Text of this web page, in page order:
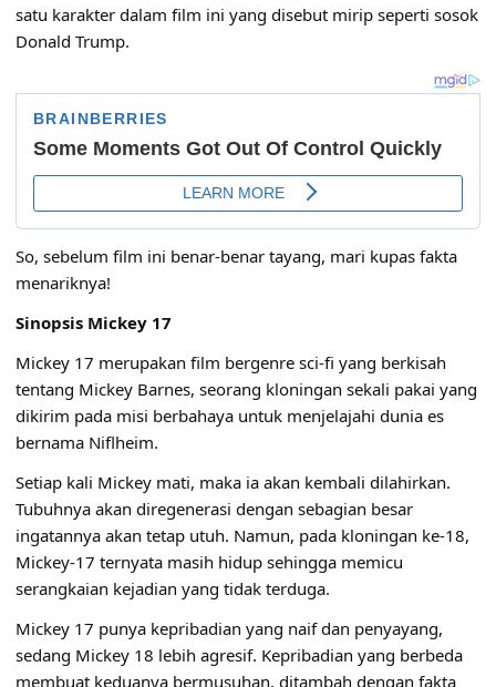
satu karakter dalam film ini yang disebut mirip seperti sosok
Donald Trump.
So, sebelum film ini benar-benar tayang, mari kupas fakta
menariknya!
Sinopsis Mickey 17
Mickey 17 merupakan film bergenre sci-fi yang berkisah
tentang Mickey Barnes, seorang kloningan sekali pakai yang
dikirim pada misi berbahaya untuk menjelajahi dunia es
bernama Niflheim.
Setiap kali Mickey mati, maka ia akan kembali dilahirkan.
Tubuhnya akan diregenerasi dengan sebagian besar
ingatannya akan tetap utuh. Namun, pada kloningan ke-18,
Mickey-17 ternyata masih hidup sehingga memicu
serangkaian kejadian yang tidak terduga.
Mickey 17 punya kepribadian yang naif dan penyayang,
sedang Mickey 18 lebih agresif. Kepribadian yang berbeda
membuat keduanya bermusuhan, ditambah dengan fakta